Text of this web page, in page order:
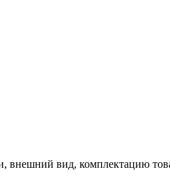
внешний вид, комплектацию